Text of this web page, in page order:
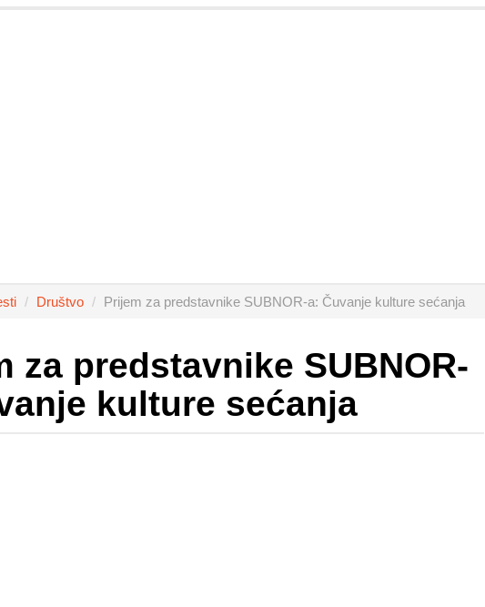
Društvo Prijem za predstavnike SUBNOR-a: Čuvanje kulture sećanja
za predstavnike SUBNOR-
kulture sećanja